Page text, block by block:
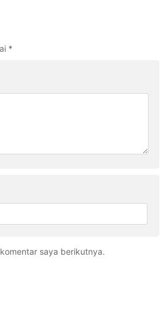
*
saya berikutnya.